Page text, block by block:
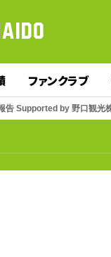
ファンクラブ
告 Supported by 野口観光